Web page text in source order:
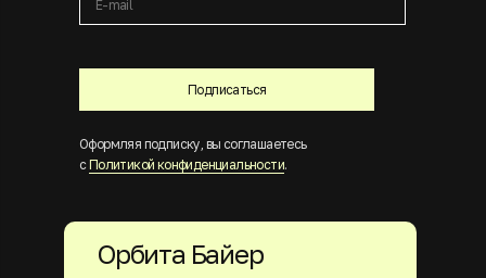
Подписаться
Оформляя подписку, вы соглашаетесь
с Политикой конфиденциальности.
Орбита Байер